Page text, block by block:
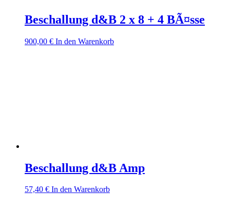
Beschallung d&B 2 x 8 + 4 BÃ¤sse
900,00 € In den Warenkorb
Beschallung d&B Amp
57,40 € In den Warenkorb